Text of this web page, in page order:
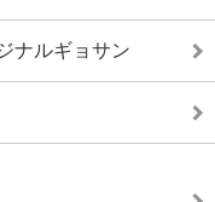
ナルギョサン